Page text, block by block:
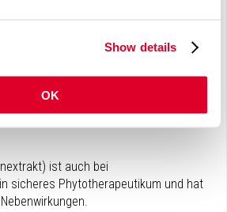
Show details
OK
Pramipexol, Ropinirol und Levodopa
und regulären
ist auch bei
sicheres Phytotherapeutikum und hat